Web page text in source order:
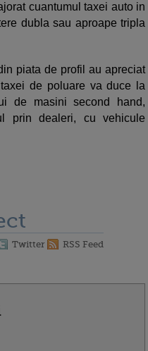
cuantumul taxei auto in
dubla sau aproape tripla
piata de profil au apreciat
de poluare va duce la
de masini second hand,
prin dealeri, cu vehicule
Twitter RSS Feed